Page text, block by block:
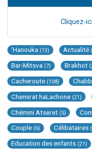
Cliquez-
'Hanouka (13) Actualité
Bar-Mitsva (7) Brakhot
Cacheroute (108)
Chemirat haLachone (21)
Chémini Atseret (5)
Couple (6) Célibataires
Education des enfants (21)